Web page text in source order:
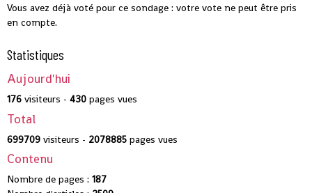
Vous avez déjà voté pour ce sondage : votre vote ne peut être pris
en compte.
Statistiques
Aujourd'hui
176 visiteurs - 430 pages vues
Total
699709 visiteurs - 2078885 pages vues
Contenu
Nombre de pages : 187